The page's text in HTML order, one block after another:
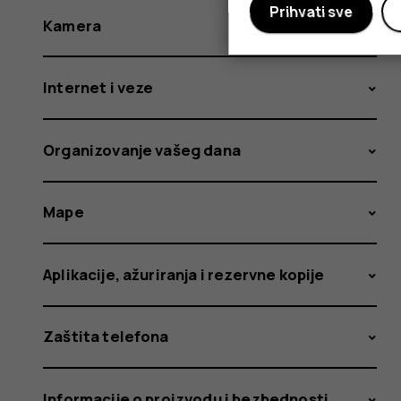
Kamera
Internet i veze
Organizovanje vašeg dana
Mape
Aplikacije, ažuriranja i rezervne kopije
Zaštita telefona
Prihvati sve